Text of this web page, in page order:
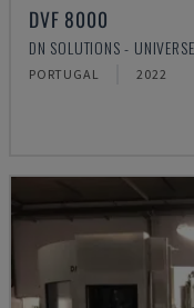
DVF 8000
DN SOLUTIONS -
PORTUGAL 2022